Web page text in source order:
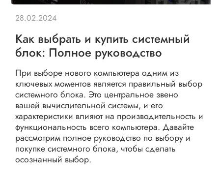
Как выбрать и купить системный
блок: Полное руководство
При выборе нового компьютера одним из
ключевых моментов является правильный выбор
системного блока. Это центральное звено
вашей вычислительной системы, и его
характеристики влияют на производительность и
функциональность всего компьютера. Давайте
рассмотрим полное руководство по выбору и
покупке системного блока, чтобы сделать
осознанный выбор.
28.02.2024